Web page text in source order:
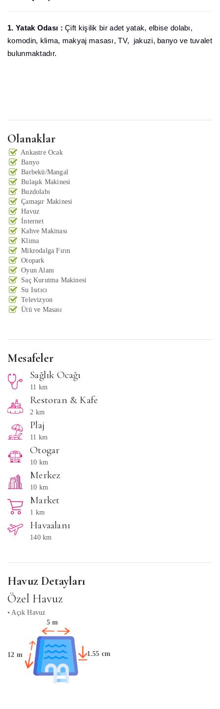
1. Yatak Odası :Çift kişilik bir adet yatak, elbise dolabı,
komodin, klima, makyaj masası, TV, jakuzi, banyo ve tuvalet
bulunmaktadır.
Olanaklar
Ankastre Ocak
Banyo
Barbekü/Mangal
Bulaşık Makinesi
Buzdolabı
Çamaşır Makinesi
Havuz
İnternet
Kahve Makinası
Klima
Mikrodalga Fırın
Otopark
Oyun Alanı
Saç Kurutma Makinesi
Su Isıtıcı
Televizyon
Ütü ve Masası
Mesafeler
Sağlık Ocağı
11 km
Restoran & Kafe
2 km
Plaj
11 km
Otogar
10 km
Merkez
10 km
Market
1 km
Havaalanı
140 km
Havuz Detayları
Özel Havuz
• Açık Havuz
1.55 cm
5 m
12 m